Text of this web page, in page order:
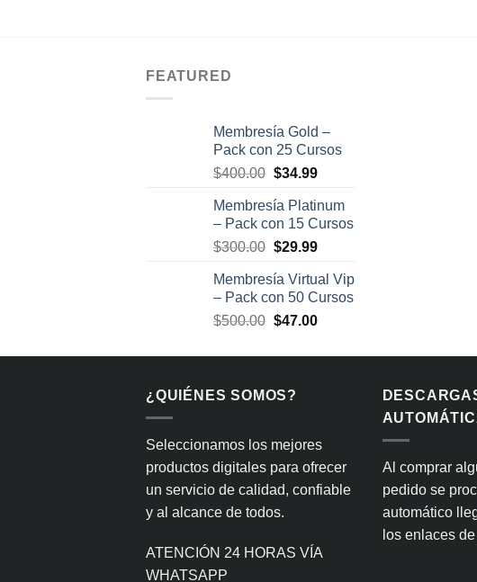
FEATURED
Membresía Gold –
Pack con 25 Cursos
$400.00 El
original
era:
$400.00.
$34.99El
actual
es:
$34.99.
Membresía Platinum
– Pack con 15 Cursos
$300.00 El
original
era:
$300.00.
$29.99El
actual
es:
$29.99.
Membresía Virtual Vip
– Pack con 50 Cursos
$500.00 El
original
$500.00.
$47.00El
actual
¿QUIÉNES SOMOS?
Seleccionamos los mejores
productos digitales para ofrecer
un servicio de calidad, confiable
y al alcance de todos.
ATENCIÓN 24 HORAS VÍA
WHATSAPP
Al comprar
pedido se
automático
los enlaces